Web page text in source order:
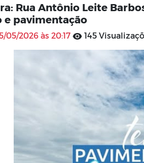
Rua Antônio Leite
e pavimentação
05/2026 às 20:17 145